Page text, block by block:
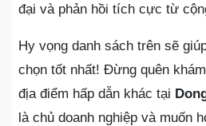
đại và phản hồi tích cực từ
Hy vọng danh sách trên sẽ
chọn tốt nhất! Đừng quên
địa điểm hấp dẫn khác tại
là chủ doanh nghiệp và muốn